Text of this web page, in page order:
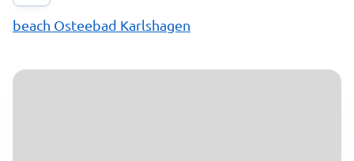
beach Osteebad Karlshagen